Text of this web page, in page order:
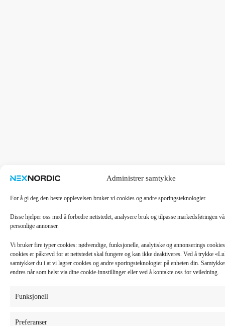
Administrer samtykke
For å gi deg den beste opplevelsen bruker vi cookies og andre sporingsteknologier.
Disse hjelper oss med å forbedre nettstedet, analysere bruk og tilpasse markedsføringen
personlige annonser.
Vi bruker fire typer cookies: nødvendige, funksjonelle, analytiske og annonserings
cookies er påkrevd for at nettstedet skal fungere og kan ikke deaktiveres. Ved å trykke
samtykker du i at vi lagrer cookies og andre sporingsteknologier på enheten din.
endres når som helst via dine cookie-innstillinger eller ved å kontakte oss for veiledning.
Funksjonell
Preferanser